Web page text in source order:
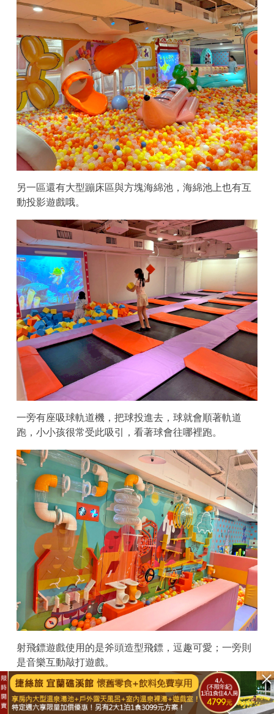
另一區還有大型蹦床區與方塊海綿池，海綿池上也有互
動投影遊戲哦。
一旁有座吸球軌道機，把球投進去，球就會順著軌道
跑，小小孩很常受此吸引，看著球會往哪裡跑。
射飛鏢遊戲使用的是斧頭造型飛鏢，逗趣可愛；一旁則
是音樂互動敲打遊戲。
已結束